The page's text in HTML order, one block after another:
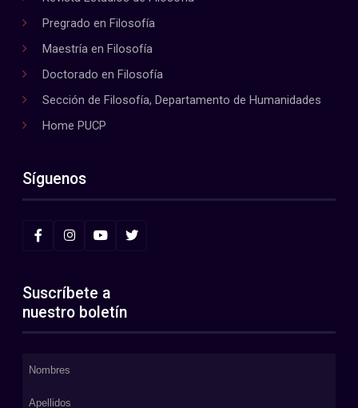
Pregrado en Filosofía
Maestría en Filosofía
Doctorado en Filosofía
Sección de Filosofía, Departamento de Humanidades
Home PUCP
Síguenos
Suscríbete a
nuestro boletín